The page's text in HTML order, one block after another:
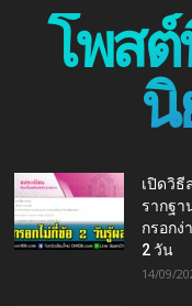
โพส
เปิดวิธี
รากฐา
กรอกง่
2 วัน
14/09/